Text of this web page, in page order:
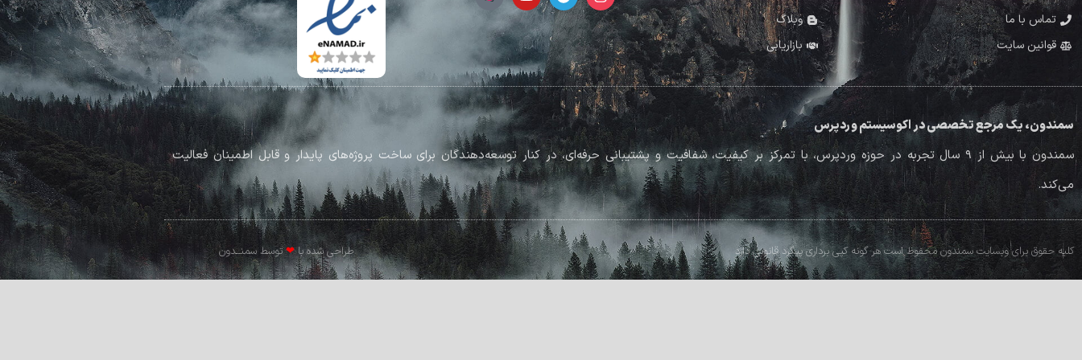
تماس با ما
قوانین سایت
وبلاگ
بازاریابی
سمندون، یک مرجع تخصصی در اکوسیستم وردپرس
سمندون با بیش از ۹ سال تجربه در حوزه وردپرس، با تمرکز بر کیفیت، شفافیت و پشتیبانی حرفه‌ای، در کنار توسعه‌دهندگان برای ساخت پروژه‌های پایدار و قابل اطمینان فعالیت
می‌کند.
کلیه حقوق برای وبسایت سمندون محفوظ است هر گونه کپی برداری پیگرد قانونی دارد طراحی شده با❤توسط سمنــدون​​